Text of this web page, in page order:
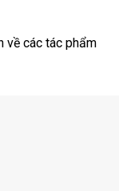
về các tác phẩm